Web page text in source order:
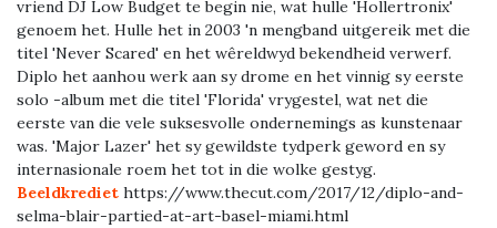
vriend DJ Low Budget te begin nie, wat hulle 'Hollertronix'
genoem het. Hulle het in 2003 'n mengband uitgereik met die
titel 'Never Scared' en het wêreldwyd bekendheid verwerf.
Diplo het aanhou werk aan sy drome en het vinnig sy eerste
solo -album met die titel 'Florida' vrygestel, wat net die
eerste van die vele suksesvolle ondernemings as kunstenaar
was. 'Major Lazer' het sy gewildste tydperk geword en sy
internasionale roem het tot in die wolke gestyg.
Beeldkrediet https://www.thecut.com/2017/12/diplo-and-
selma-blair-partied-at-art-basel-miami.html